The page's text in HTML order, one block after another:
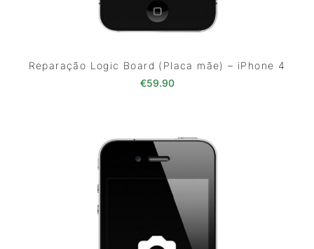
Reparação Logic Board (Placa mãe) – iPhone 4
€59.90